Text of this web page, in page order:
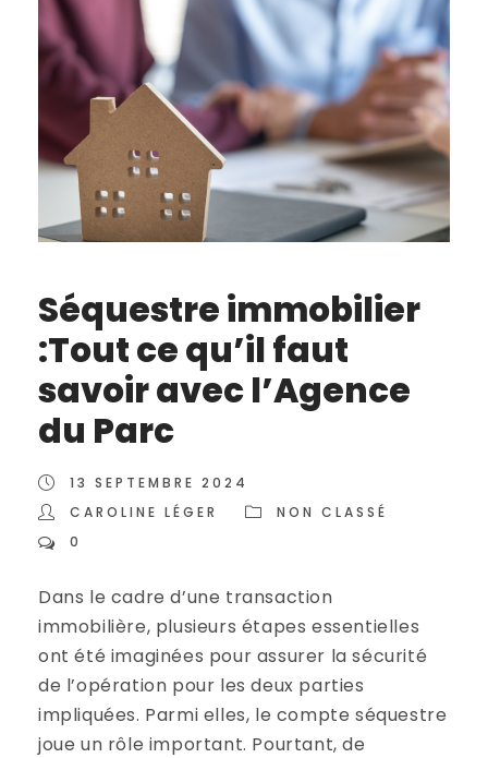
Séquestre immobilier
:Tout ce qu’il faut
savoir avec l’Agence
du Parc
13 SEPTEMBRE 2024
CAROLINE LÉGER
NON CLASSÉ
0
Dans le cadre d’une transaction
immobilière, plusieurs étapes essentielles
ont été imaginées pour assurer la sécurité
de l’opération pour les deux parties
impliquées. Parmi elles, le compte séquestre
joue un rôle important. Pourtant, de